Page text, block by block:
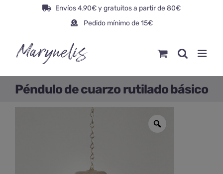
Envíos 4,90€ y gratuitos a partir de 80€
Pedido mínimo de 15€
Péndulo de cuarzo rutilado básico